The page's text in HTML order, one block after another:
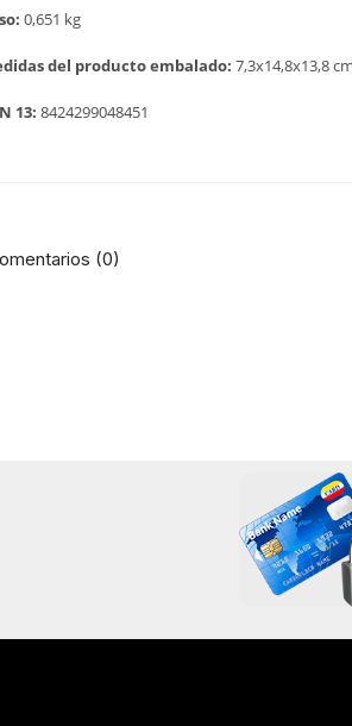
0,651 kg
del producto embalado: 7,3x14,8x13,8 cm
13: 8424299048451
(0)